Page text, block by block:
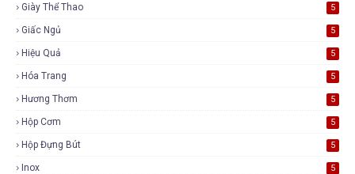
Giày Thể Thao 5
Giấc Ngủ 5
Hiệu Quả 5
Hóa Trang 5
Hương Thơm 5
Hộp Cơm 5
Hộp Đựng Bút 5
Inox 5